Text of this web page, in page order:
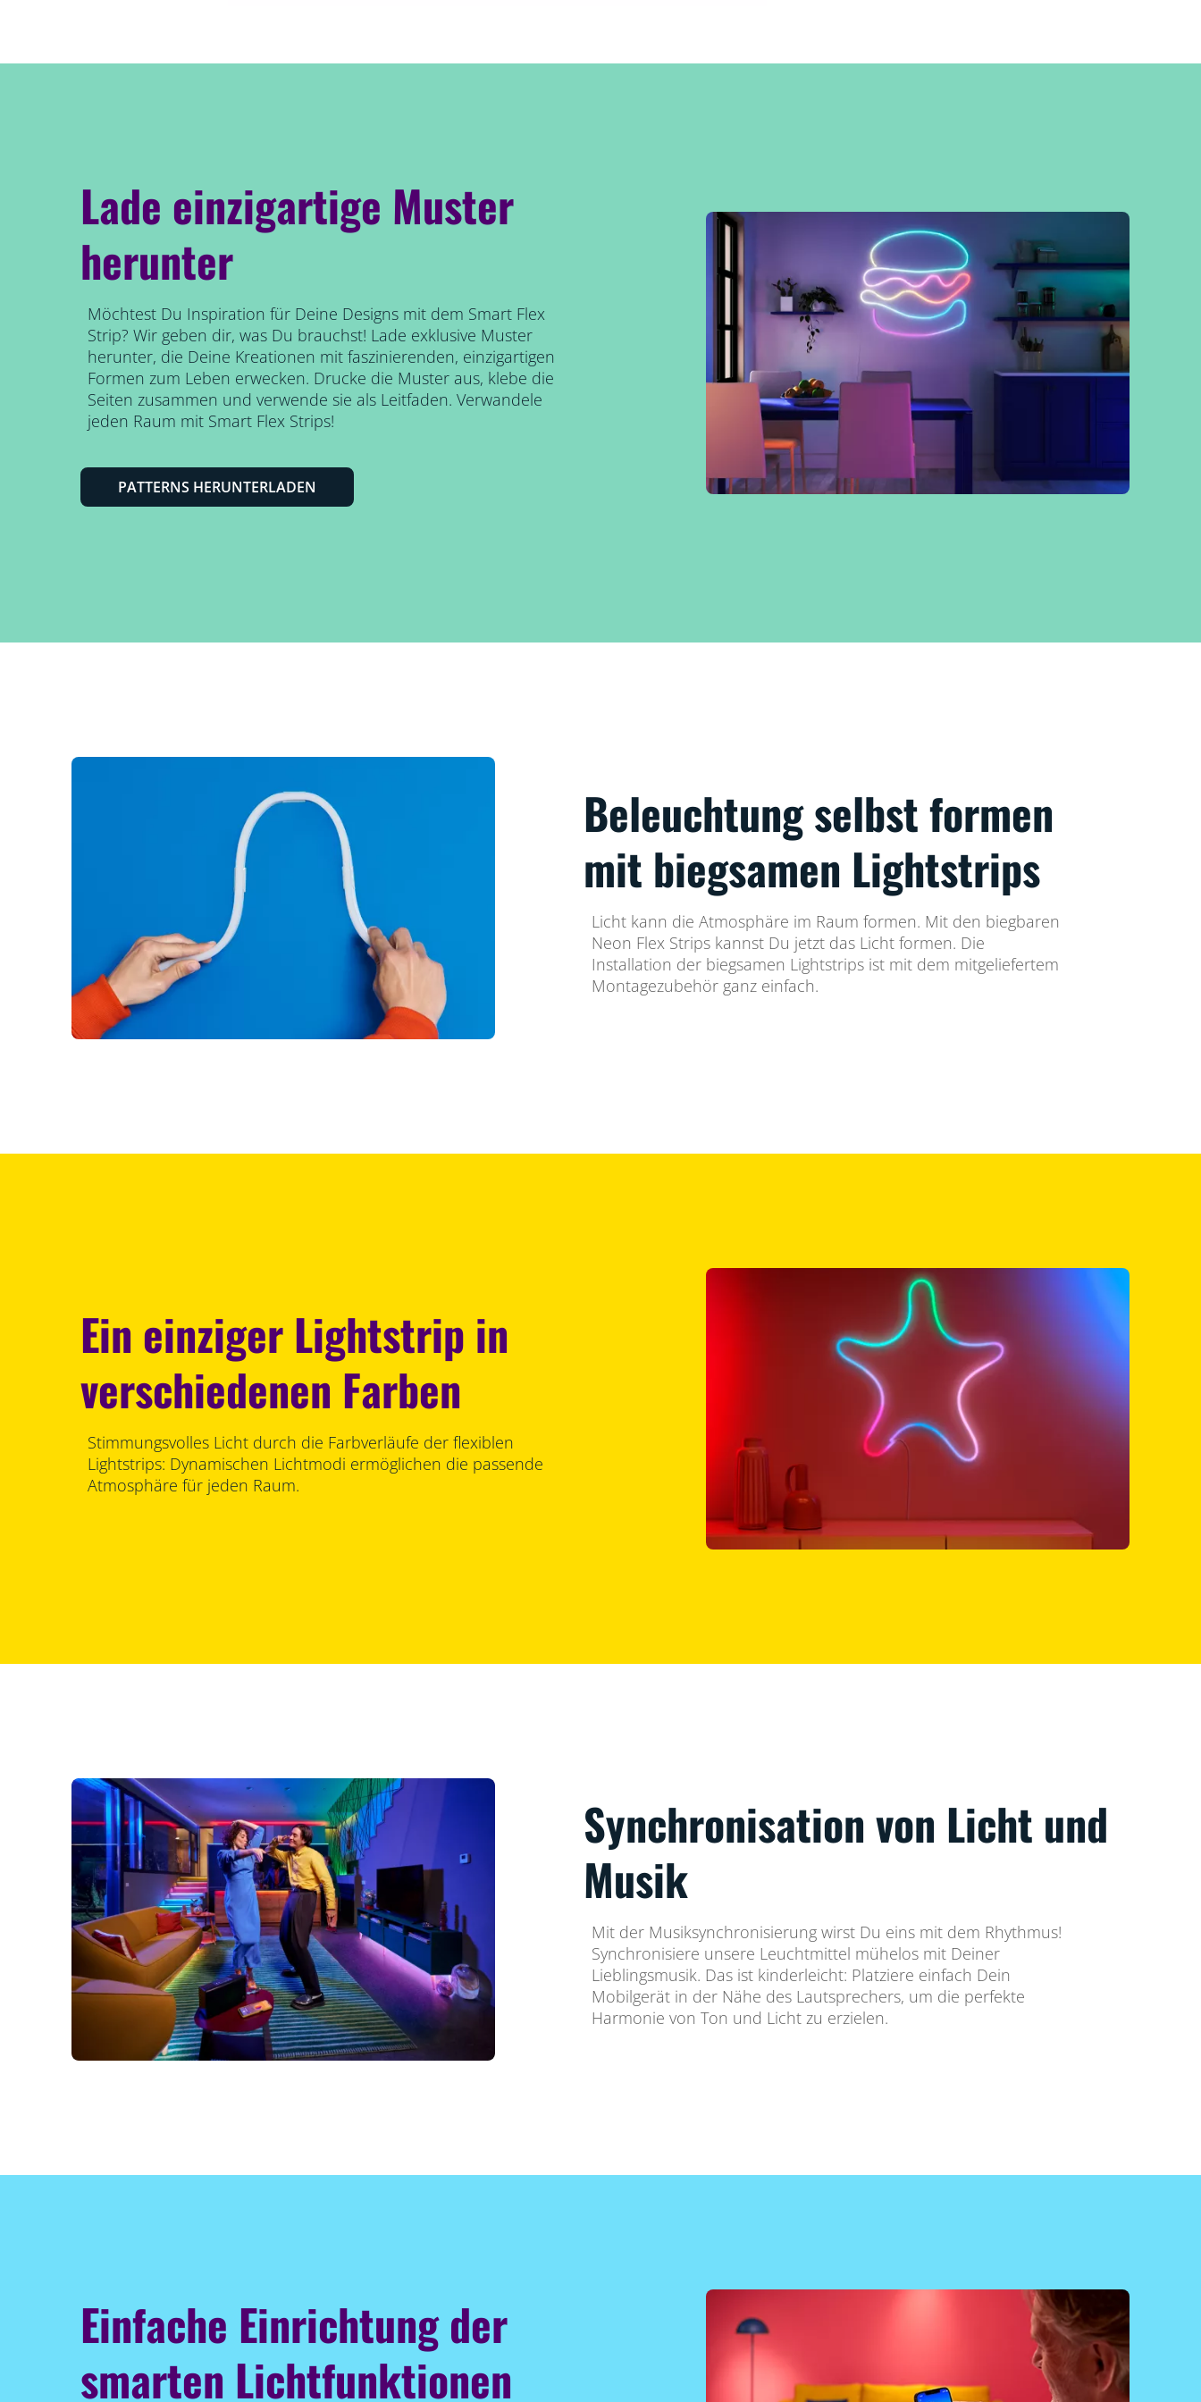
Lade einzigartige Muster
herunter
Möchtest Du Inspiration für Deine Designs mit dem Smart Flex
Strip? Wir geben dir, was Du brauchst! Lade exklusive Muster
herunter, die Deine Kreationen mit faszinierenden, einzigartigen
Formen zum Leben erwecken. Drucke die Muster aus, klebe die
Seiten zusammen und verwende sie als Leitfaden. Verwandele
jeden Raum mit Smart Flex Strips!
PATTERNS HERUNTERLADEN
Beleuchtung selbst formen
mit biegsamen Lightstrips
Licht kann die Atmosphäre im Raum formen. Mit den biegbaren
Neon Flex Strips kannst Du jetzt das Licht formen. Die
Installation der biegsamen Lightstrips ist mit dem mitgeliefertem
Montagezubehör ganz einfach.
Ein einziger Lightstrip in
verschiedenen Farben
Stimmungsvolles Licht durch die Farbverläufe der flexiblen
Lightstrips: Dynamischen Lichtmodi ermöglichen die passende
Atmosphäre für jeden Raum.
Synchronisation von Licht und
Musik
Mit der Musiksynchronisierung wirst Du eins mit dem Rhythmus!
Synchronisiere unsere Leuchtmittel mühelos mit Deiner
Lieblingsmusik. Das ist kinderleicht: Platziere einfach Dein
Mobilgerät in der Nähe des Lautsprechers, um die perfekte
Harmonie von Ton und Licht zu erzielen.
Einfache Einrichtung der
smarten Lichtfunktionen